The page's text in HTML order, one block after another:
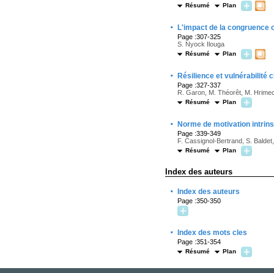
Résumé Plan
· L'impact de la
Page :307-325
S. Nyock Ilouga
Résumé Plan
· Résilience et vulnérabilité
Page :327-337
R. Garon, M. Théorêt, M.
Résumé Plan
· Norme de motivation
Page :339-349
F. Cassignol-Bertrand, S.
Résumé Plan
Index des auteurs
· Index des auteurs
Page :350-350
· Index des mots cles
Page :351-354
Résumé Plan